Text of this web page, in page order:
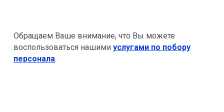
Обращаем Ваше внимание, что Вы можете
воспользоваться нашими услугами по побору
персонала.